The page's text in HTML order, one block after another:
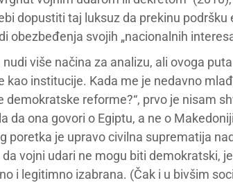
dopustiti taj luksuz da prekinu
obezbeđenja svojih „nacionalnih
više načina za analizu, ali ovoga
institucije. Kada me je nedavno
demokratske reforme?“, prvo je nisam
da ona govori o Egiptu, a ne o
poretka je upravo civilna suprematija
vojni udari ne mogu biti demokratski,
i legitimno izabrana. (Čak i u bivšim